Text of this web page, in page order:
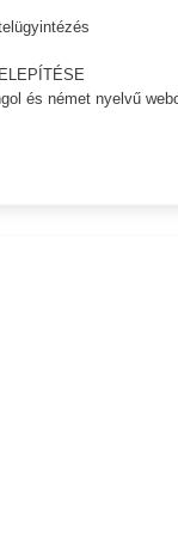
és német nyelvű